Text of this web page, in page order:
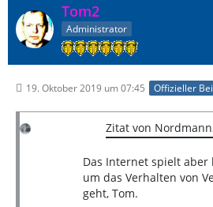
Tom2
Administrator
19. Oktober 2019 um 07:45 Offizieller
Zitat von
Das Internet spielt aber
um das Verhalten von
geht, Tom.